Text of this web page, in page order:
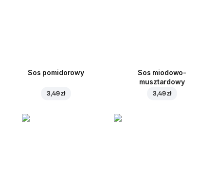
Sos pomidorowy
3,49 zł
Sos miodowo-
musztardowy
3,49 zł